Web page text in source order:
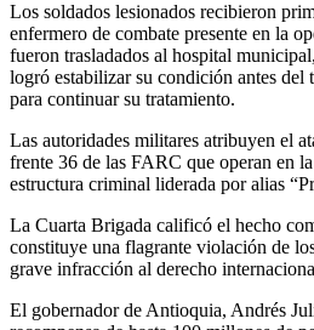
Los soldados lesionados recibieron
enfermero de combate presente en la
fueron trasladados al hospital
logró estabilizar su condición antes del
para continuar su tratamiento.
Las autoridades militares atribuyen el
frente 36 de las FARC que operan en
estructura criminal liderada por alias
La Cuarta Brigada calificó el hecho
constituye una flagrante violación de
grave infracción al derecho
El gobernador de Antioquia, Andrés